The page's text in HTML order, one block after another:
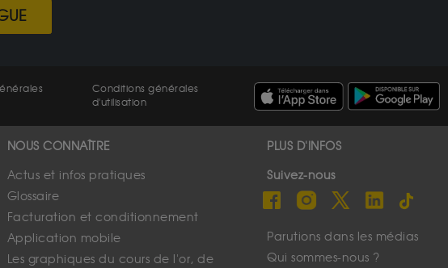
Conditions générales
d'utilisation
NOUS CONNAÎTRE
Actus et infos pratiques
Glossaire
Facturation et conditionnement
Application mobile
Les graphiques du cours de l'or, de
PLUS D'INFOS
Suivez-nous
Parutions dans les médias
Qui sommes-nous ?